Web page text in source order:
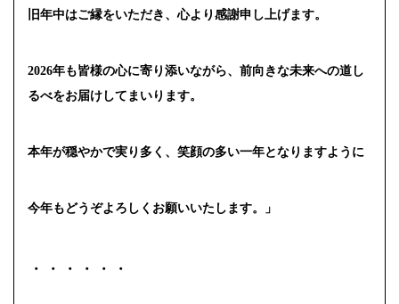
旧年中はご縁をいただき、心より感謝申し上げます。
2026年も皆様の心に寄り添いながら、前向きな未来への道し
るべをお届けしてまいります。
本年が穏やかで実り多く、笑顔の多い一年となりますように
今年もどうぞよろしくお願いいたします。」
・・・・・・